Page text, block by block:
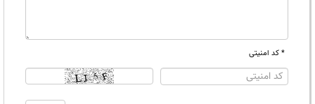
* کد امنیتی